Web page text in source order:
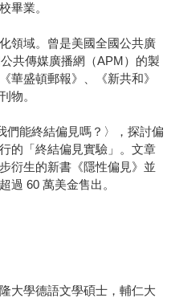
畢業。
領域。曾是美國全國公共廣
共傳媒廣播網（APM）的製
華盛頓郵報》、《新共和》
物。
們能終結偏見嗎？〉，探討偏
的「終結偏見實驗」。文章
衍生的新書《隱性偏見》並
過 60 萬美金售出。
大學德語文學碩士，輔仁大